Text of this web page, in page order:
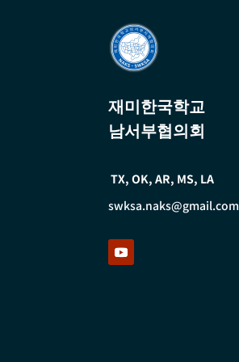
재미한국학교
남서부협의회
TX, OK, AR, MS, LA
swksa.naks@gmail.com